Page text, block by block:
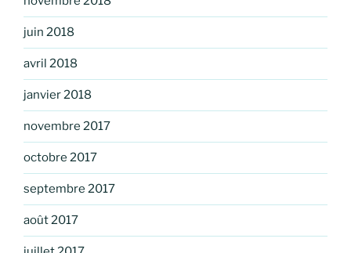
juin 2018
avril 2018
janvier 2018
novembre 2017
octobre 2017
septembre 2017
août 2017